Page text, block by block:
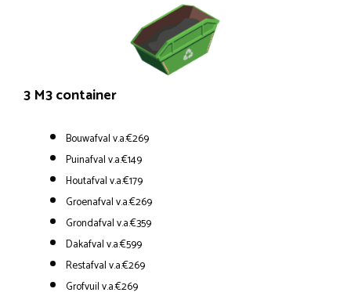
3 M3 container
Bouwafval v.a.€269
Puinafval v.a.€149
Houtafval v.a.€179
Groenafval v.a.€269
Grondafval v.a.€359
Dakafval v.a.€599
Restafval v.a.€269
Grofvuil v.a.€269